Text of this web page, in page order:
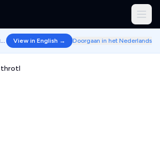
This page is in Dutch. View in English → Doorgaan in het Nederlands
throtl